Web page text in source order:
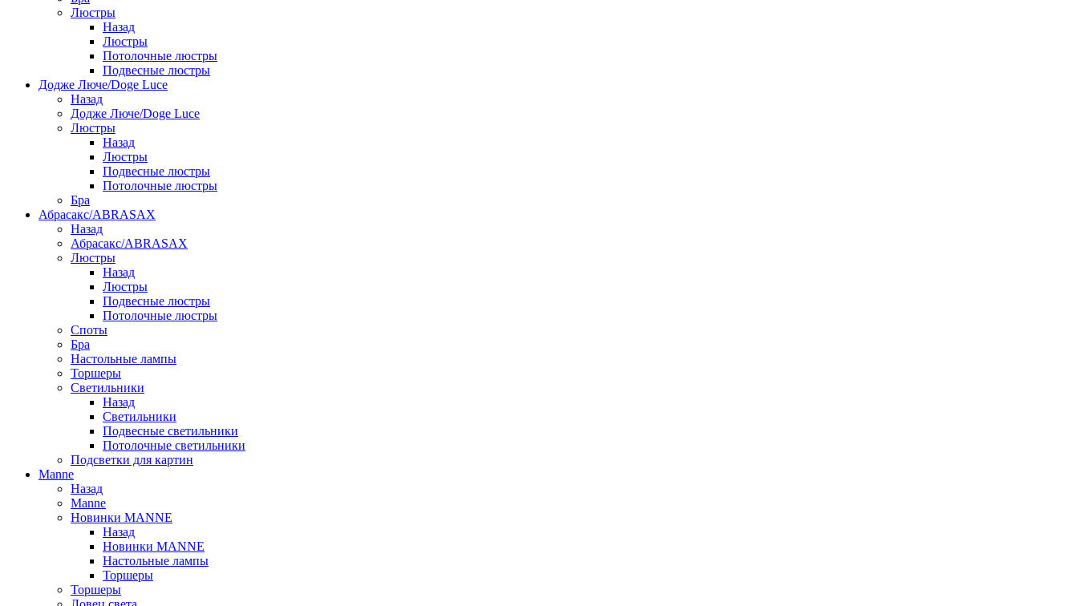
Люстры
Назад
Люстры
Потолочные люстры
Подвесные люстры
Додже Люче/Doge Luce
Назад
Додже Люче/Doge Luce
Люстры
Назад
Люстры
Подвесные люстры
Потолочные люстры
Бра
Абрасакс/ABRASAX
Назад
Абрасакс/ABRASAX
Люстры
Назад
Люстры
Подвесные люстры
Потолочные люстры
Споты
Бра
Настольные лампы
Торшеры
Светильники
Назад
Светильники
Подвесные светильники
Потолочные светильники
Подсветки для картин
Manne
Назад
Manne
Новинки MANNE
Назад
Новинки MANNE
Настольные лампы
Торшеры
Торшеры